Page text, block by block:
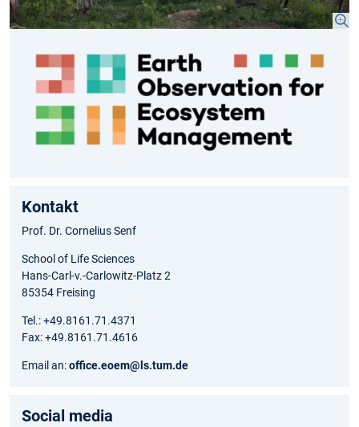
Kontakt
Prof. Dr. Cornelius Senf
School of Life Sciences
Hans-Carl-v.-Carlowitz-Platz 2
85354 Freising
Tel.: +49.8161.71.4371
Fax: +49.8161.71.4616
Email an:office.eoem@ls.tum.de
Social media